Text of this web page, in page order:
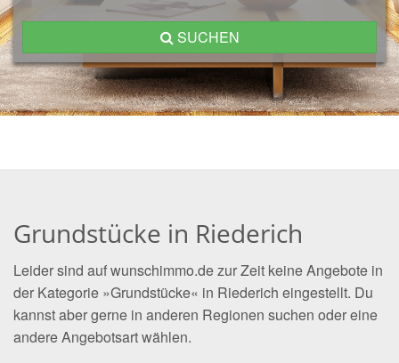
SUCHEN
Grundstücke in Riederich
Leider sind auf wunschimmo.de zur Zeit keine Angebote in
der Kategorie »Grundstücke« in Riederich eingestellt. Du
kannst aber gerne in anderen Regionen suchen oder eine
andere Angebotsart wählen.